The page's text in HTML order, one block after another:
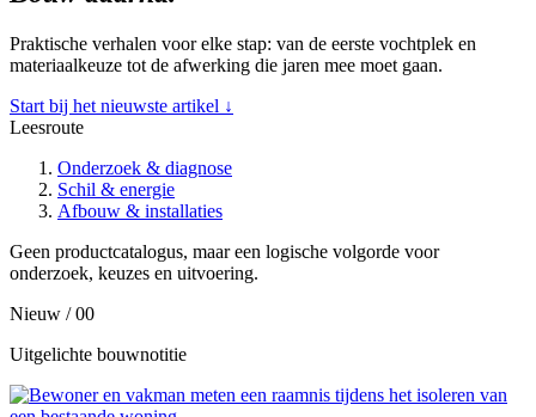
Praktische verhalen voor elke stap: van de eerste vochtplek en
materiaalkeuze tot de afwerking die jaren mee moet gaan.
Start bij het nieuwste artikel ↓
Leesroute
Onderzoek & diagnose
Schil & energie
Afbouw & installaties
Geen productcatalogus, maar een logische volgorde voor
onderzoek, keuzes en uitvoering.
Nieuw / 00
Uitgelichte bouwnotitie